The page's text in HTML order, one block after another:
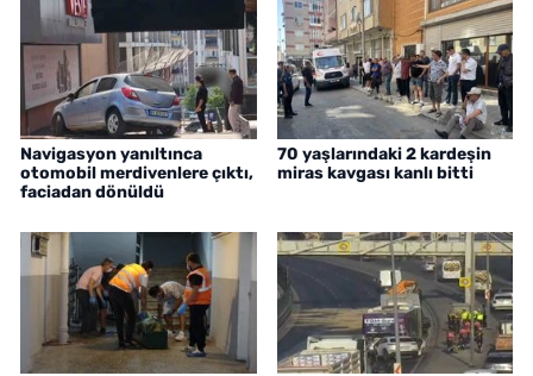
Navigasyon yanıltınca
otomobil merdivenlere çıktı,
faciadan dönüldü
70 yaşlarındaki 2 kardeşin
miras kavgası kanlı bitti